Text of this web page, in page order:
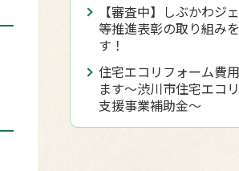
【審査中】しぶかわジ
等推進表彰の取り組み
す！
住宅エコリフォーム費
ます～渋川市住宅エコ
支援事業補助金～